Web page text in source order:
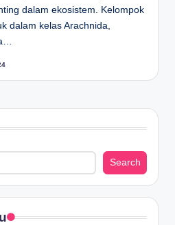
dalam ekosistem. Kelompok
dalam kelas Arachnida,
Search